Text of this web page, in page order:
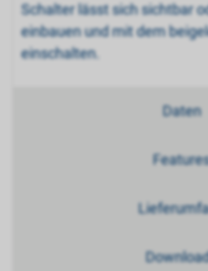
Schalter lässt sich sichtbar
einbauen und mit dem
einschalten.
Daten